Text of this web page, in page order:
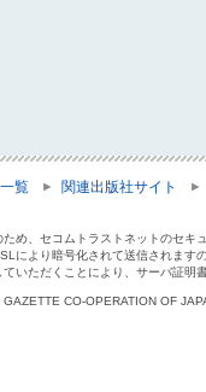
覧 関連出版社サイト
め、セコムトラストネットのセキ
により暗号化されて送信されま
いただくことにより、サーバ証明
CO-OPERATION OF